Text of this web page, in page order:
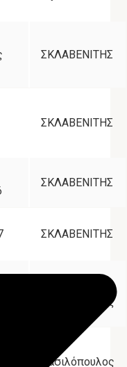
ΣΚΛΑΒΕΝΙΤΗΣ
ΣΚΛΑΒΕΝΙΤΗΣ
ΣΚΛΑΒΕΝΙΤΗΣ
ΣΚΛΑΒΕΝΙΤΗΣ
Βασιλόπουλος
Βασιλόπουλος